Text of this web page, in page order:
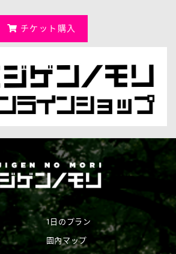
チケット購入
1日のプラン
園內マップ